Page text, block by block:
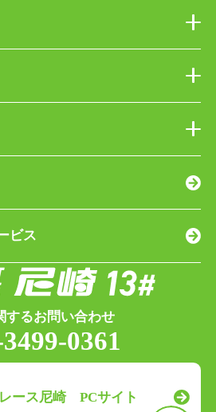
ビス
するお問い合わせ
0361
ース尼崎 PCサイト